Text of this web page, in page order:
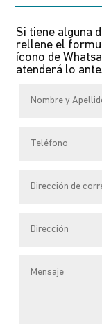
variations.
Les
options
sur
page
Si tiene alguna
rellene el
ícono de
atenderá lo